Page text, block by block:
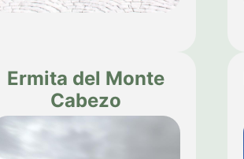
Ermita del Monte
Cabezo